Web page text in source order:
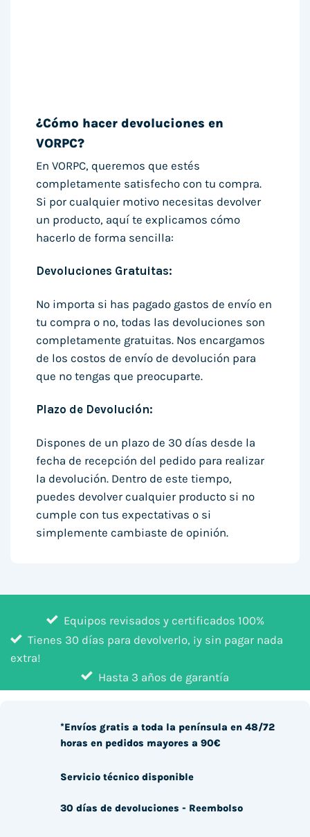
¿Cómo hacer devoluciones en
VORPC?
En VORPC, queremos que estés
completamente satisfecho con tu compra.
Si por cualquier motivo necesitas devolver
un producto, aquí te explicamos cómo
hacerlo de forma sencilla:
Devoluciones Gratuitas:
No importa si has pagado gastos de envío en
tu compra o no, todas las devoluciones son
completamente gratuitas. Nos encargamos
de los costos de envío de devolución para
que no tengas que preocuparte.
Plazo de Devolución:
Dispones de un plazo de 30 días desde la
fecha de recepción del pedido para realizar
la devolución. Dentro de este tiempo,
puedes devolver cualquier producto si no
cumple con tus expectativas o si
simplemente cambiaste de opinión.
Equipos revisados y certificados 100%
Tienes 30 días para devolverlo, ¡y sin pagar nada
extra!
Hasta 3 años de garantía
*Envíos gratis a toda la península en 48/72
horas en pedidos mayores a 90€
Servicio técnico disponible
30 días de devoluciones - Reembolso